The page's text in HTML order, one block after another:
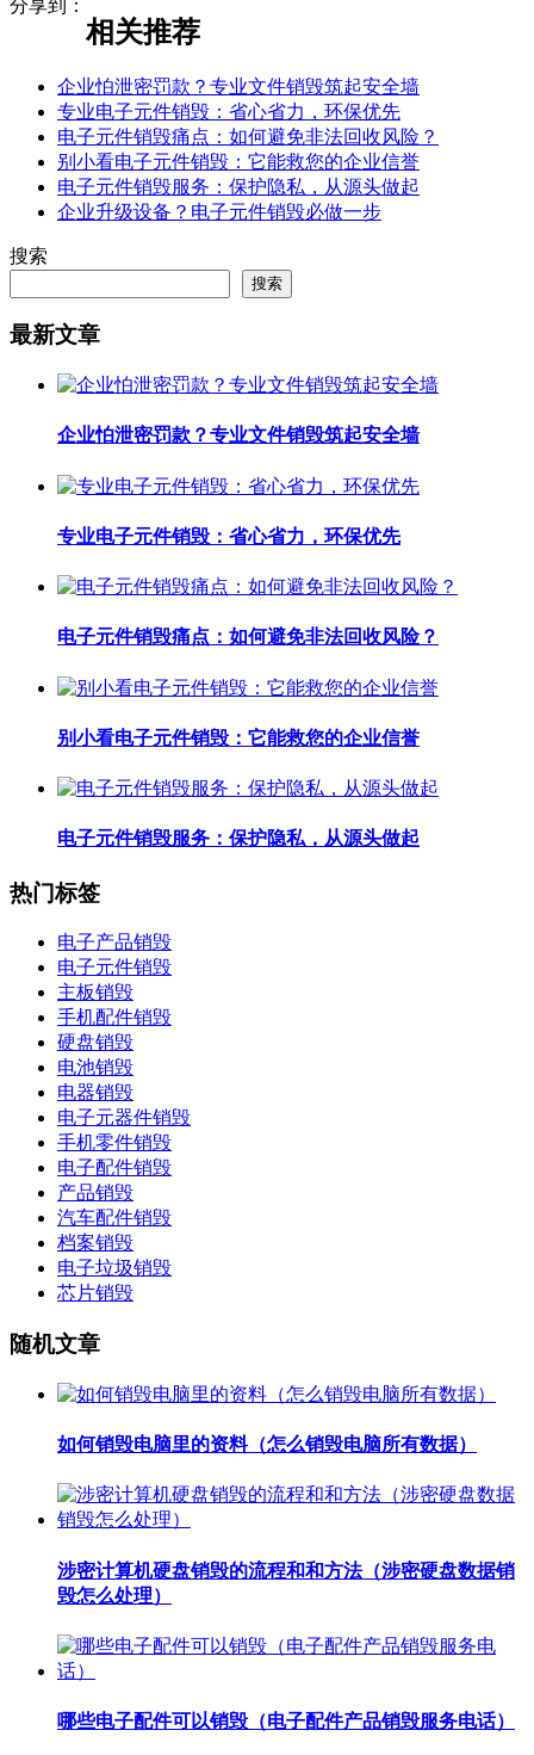
分享到：
相关推荐
企业怕泄密罚款？专业文件销毁筑起安全墙
专业电子元件销毁：省心省力，环保优先
电子元件销毁痛点：如何避免非法回收风险？
别小看电子元件销毁：它能救您的企业信誉
电子元件销毁服务：保护隐私，从源头做起
企业升级设备？电子元件销毁必做一步
搜索
搜索
最新文章
企业怕泄密罚款？专业文件销毁筑起安全墙
专业电子元件销毁：省心省力，环保优先
电子元件销毁痛点：如何避免非法回收风险？
别小看电子元件销毁：它能救您的企业信誉
电子元件销毁服务：保护隐私，从源头做起
热门标签
电子产品销毁
电子元件销毁
主板销毁
手机配件销毁
硬盘销毁
电池销毁
电器销毁
电子元器件销毁
手机零件销毁
电子配件销毁
产品销毁
汽车配件销毁
档案销毁
电子垃圾销毁
芯片销毁
随机文章
如何销毁电脑里的资料（怎么销毁电脑所有数据）
涉密计算机硬盘销毁的流程和和方法（涉密硬盘数据销
毁怎么处理）
哪些电子配件可以销毁（电子配件产品销毁服务电话）